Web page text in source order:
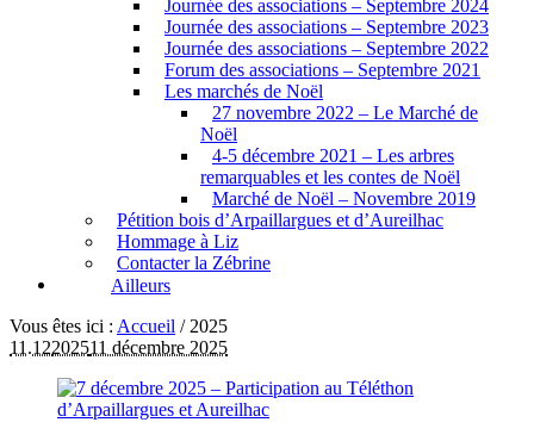
Journée des associations – Septembre 2024
Journée des associations – Septembre 2023
Journée des associations – Septembre 2022
Forum des associations – Septembre 2021
Les marchés de Noël
27 novembre 2022 – Le Marché de
Noël
4-5 décembre 2021 – Les arbres
remarquables et les contes de Noël
Marché de Noël – Novembre 2019
Pétition bois d’Arpaillargues et d’Aureilhac
Hommage à Liz
Contacter la Zébrine
Ailleurs
Vous êtes ici : Accueil / 2025
11.12202511 décembre 2025